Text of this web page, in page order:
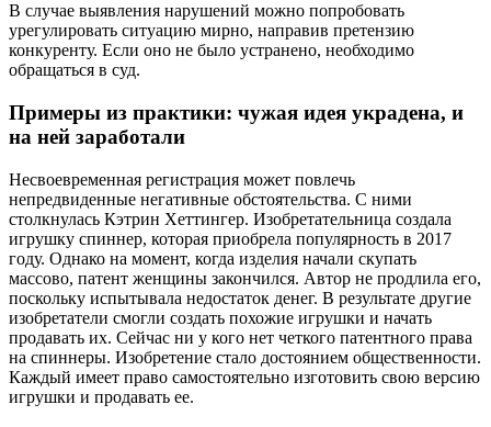
В случае выявления нарушений можно попробовать
урегулировать ситуацию мирно, направив претензию
конкуренту. Если оно не было устранено, необходимо
обращаться в суд.
Примеры из практики: чужая идея украдена, и
на ней заработали
Несвоевременная регистрация может повлечь
непредвиденные негативные обстоятельства. С ними
столкнулась Кэтрин Хеттингер. Изобретательница создала
игрушку спиннер, которая приобрела популярность в 2017
году. Однако на момент, когда изделия начали скупать
массово, патент женщины закончился. Автор не продлила его,
поскольку испытывала недостаток денег. В результате другие
изобретатели смогли создать похожие игрушки и начать
продавать их. Сейчас ни у кого нет четкого патентного права
на спиннеры. Изобретение стало достоянием общественности.
Каждый имеет право самостоятельно изготовить свою версию
игрушки и продавать ее.